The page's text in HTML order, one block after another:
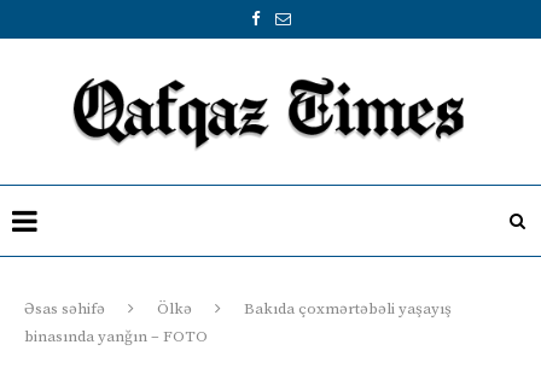
Əsas səhifə Ölkə
Bakıda çoxmərtəbəli yaşayış
binasında yanğın – FOTO